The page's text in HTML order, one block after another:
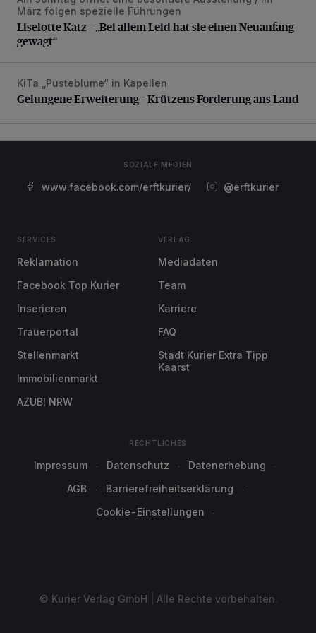
März folgen spezielle Führungen
Liselotte Katz – „Bei allem Leid hat sie einen Neuanfang
gewagt“
Gelungene Erweiterung – Krützens Forderung ans Land
KiTa „Pusteblume“ in Kapellen
Gelungene Erweiterung – Krützens Forderung ans Land
SOZIALE MEDIEN
www.facebook.com/erftkurier/ @erftkurier
SERVICES
Reklamation
Facebook Top Kurier
Inserieren
Trauerportal
Stellenmarkt
Immobilienmarkt
AZUBI NRW
VERLAG
Mediadaten
Team
Karriere
FAQ
Stadt Kurier Extra Tipp
Kaarst
RECHTLICHES
Impressum Datenschutz
Datenerhebung
AGB
Barrierefreiheitserklärung
Cookie-Einstellungen
© Kurier Verlag GmbH | Alle Rechte vorbehalten.